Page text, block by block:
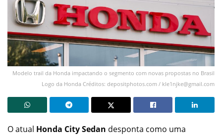
Modelo trail da Honda impactando o segmento com novas propostas no Brasil
Logo da Honda Créditos: depositphotos.com / kle1njke@gmail.com
O atual Honda City Sedan desponta como uma